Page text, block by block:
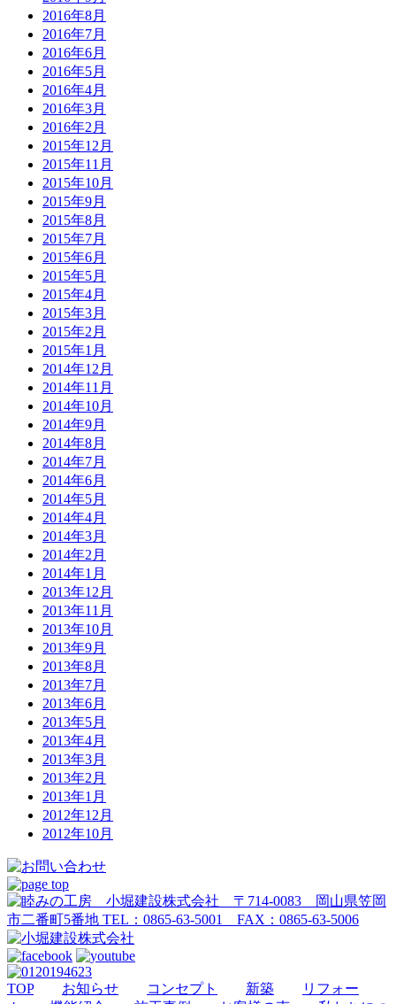
2016年8月
2016年7月
2016年6月
2016年5月
2016年4月
2016年3月
2016年2月
2015年12月
2015年11月
2015年10月
2015年9月
2015年8月
2015年7月
2015年6月
2015年5月
2015年4月
2015年3月
2015年2月
2015年1月
2014年12月
2014年11月
2014年10月
2014年9月
2014年8月
2014年7月
2014年6月
2014年5月
2014年4月
2014年3月
2014年2月
2014年1月
2013年12月
2013年11月
2013年10月
2013年9月
2013年8月
2013年7月
2013年6月
2013年5月
2013年4月
2013年3月
2013年2月
2013年1月
2012年12月
2012年10月
TOP お知らせ コンセプト 新築
リフォー